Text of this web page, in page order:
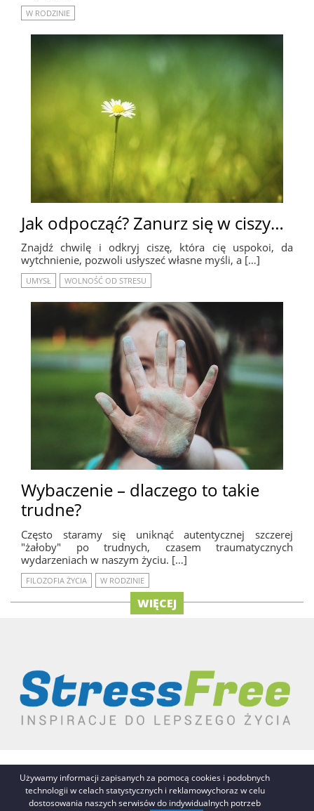
W RODZINIE
Jak odpocząć? Zanurz się w ciszy…
Znajdź chwilę i odkryj ciszę, która cię uspokoi, da
wytchnienie, pozwoli usłyszeć własne myśli, a […]
UMYSŁ WOLNOŚĆ OD STRESU
Wybaczenie – dlaczego to takie
trudne?
Często staramy się uniknąć autentycznej szczerej
"żałoby" po trudnych, czasem traumatycznych
wydarzeniach w naszym życiu. […]
FILOZOFIA ŻYCIA W RODZINIE
WIĘCEJ
REKLAMA AUTORZY
O NAS / KONTAKT
POLITYKA PRYWATNOŚCI
RSS NA GÓRĘ STRONY
Używamy informacji zapisanych za pomocą cookies i podobnych
technologii w celach statystycznych i reklamowychoraz w celu
dostosowania naszych serwisów do indywidualnych potrzeb